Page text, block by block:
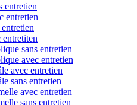
entretien
entretien
entretiten
sans entretien
avec entretien
avec entretien
sans entretien
avec entretien
sans entretien